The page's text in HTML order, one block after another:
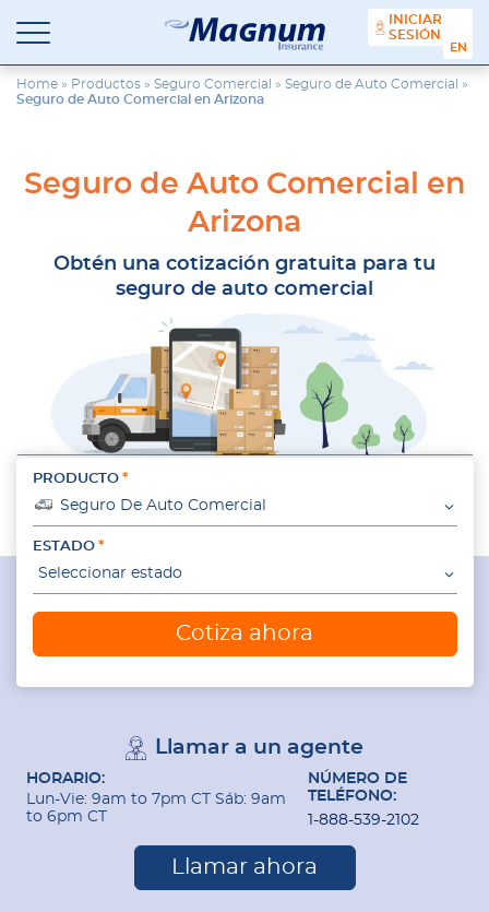
contenido
Seguros
Magnum
Agencia
de
Seguros
Suburbios
INICIAR
SESIÓN
Home » Productos » Seguro Comercial » Seguro de Auto Comercial »
Seguro de Auto Comercial en Arizona
Seguro de Auto Comercial en
Arizona
Obtén una cotización gratuita para tu
seguro de auto comercial
PRODUCTO
Seguro De Auto Comercial
ESTADO
Seleccionar estado
Cotiza ahora
Llamar a un agente
HORARIO:
Lun-Vie: 9am to 7pm CT Sáb: 9am
to 6pm CT
NÚMERO DE
TELÉFONO:
1-888-539-2102
Llamar ahora